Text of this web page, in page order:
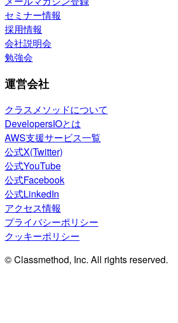
セミナー情報
採用情報
会社説明会
勉強会
運営会社
クラスメソッドについて
DevelopersIOとは
AWS支援サービス一覧
公式X(Twitter)
公式YouTube
公式Facebook
公式LinkedIn
アクセス情報
プライバシーポリシー
クッキーポリシー
© Classmethod, Inc. All rights reserved.